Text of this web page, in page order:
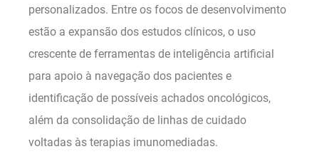
personalizados. Entre os focos de desenvolvimento
estão a expansão dos estudos clínicos, o uso
crescente de ferramentas de inteligência artificial
para apoio à navegação dos pacientes e
identificação de possíveis achados oncológicos,
além da consolidação de linhas de cuidado
voltadas às terapias imunomediadas.